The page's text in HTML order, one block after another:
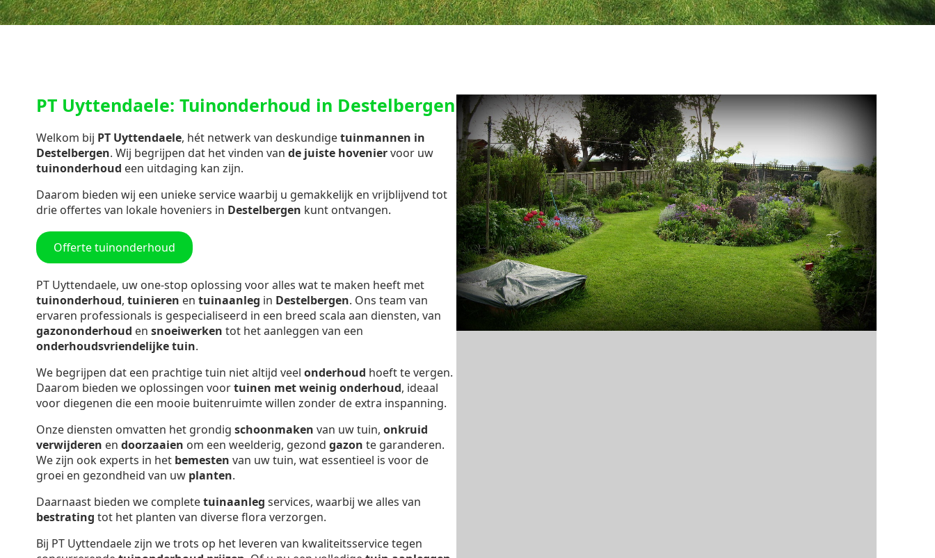
PT Uyttendaele: Tuinonderhoud in Destelbergen
Welkom bij PT Uyttendaele, hét netwerk van deskundigetuinmannen in
Destelbergen. Wij begrijpen dat het vinden van de juiste hoveniervoor uw
tuinonderhoud een uitdaging kan zijn.
Daarom bieden wij een unieke service waarbij u gemakkelijk en vrijblijvend tot
drie offertes van lokale hoveniers in Destelbergen kunt ontvangen.
Offerte tuinonderhoud
PT Uyttendaele, uw one-stop oplossing voor alles wat te maken heeft met
tuinonderhoud, tuinieren en tuinaanleg in Destelbergen. Ons team van
ervaren professionals is gespecialiseerd in een breed scala aan diensten, van
gazononderhoud en snoeiwerken tot het aanleggen van een
onderhoudsvriendelijke tuin.
We begrijpen dat een prachtige tuin niet altijd veel onderhoud hoeft te vergen.
Daarom bieden we oplossingen voortuinen met weinig onderhoud, ideaal
voor diegenen die een mooie buitenruimte willen zonder de extra inspanning.
Onze diensten omvatten het grondig schoonmaken van uw tuin, onkruid
verwijderen en doorzaaien om een weelderig, gezond gazon te garanderen.
We zijn ook experts in het bemesten van uw tuin, wat essentieel is voor de
groei en gezondheid van uw planten.
Daarnaast bieden we completetuinaanleg services, waarbij we alles van
bestrating tot het planten van diverse flora verzorgen.
Bij PT Uyttendaele zijn we trots op het leveren van kwaliteitsservice tegen